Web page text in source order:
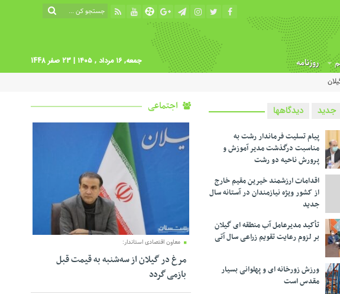
روزنامه جمعه, ۱۶ مرداد , ۱۴۰۵ | 23 صفر 1448
جدید دیدگاهها
پیام تسلیت فرماندار رشت به
مناسبت درگذشت مدیر آموزش و
پرورش ناحیه دو رشت
اقدامات ارزشمند خیرین مقیم خارج
از کشور ویژه نیازمندان در آستانه سال
جدید
تأکید مدیرعامل آب منطقه ای گیلان
بر لزوم رعایت تقویم زراعی‌ سال آتی
ورزش زورخانه ای و پهلوانی بسیار
مقدس است
اجتماعی
معاون اقتصادی استاندار:
مرغ در گیلان از سه‌شنبه به قیمت قبل
بازمی گردد